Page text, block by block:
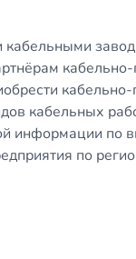
кабельных
информации по
по